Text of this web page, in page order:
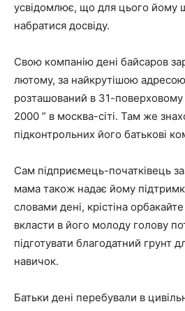
усвідомлює, що для цього йому
набратися досвіду.
Свою компанію дені байсаров
лютому, за найкрутішою адресою
розташований в 31-
2000 ” в москва-сіті. Там же
підконтрольних його батькові
Сам підприємець-початківець
мама також надає йому
словами дені, крістіна
вкласти в його молоду голову
підготувати благодатний грунт
навичок.
Батьки дені перебували в